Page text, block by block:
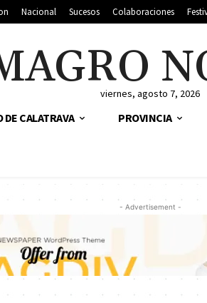
Nacional Sucesos Colaboraciones
viernes, agosto 7, 2026
DE CALATRAVA PROVINCIA
- Advertisement -